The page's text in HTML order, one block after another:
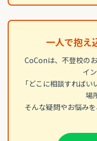
一人で抱え
CoConは、不登校の
イ
「どこに相談すれば
場
そんな疑問やお悩み